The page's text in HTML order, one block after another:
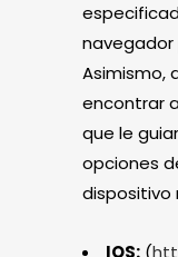
navegador
Asimismo,
encontrar
que le
opciones
dispositivo
IOS: (